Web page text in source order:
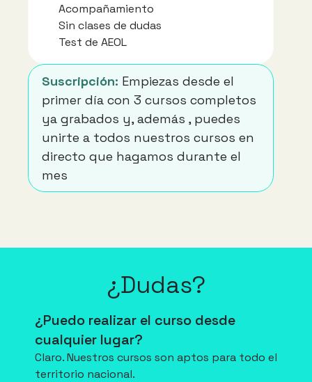
Suscripción: Empiezas desde el
primer día con 3 cursos completos
ya grabados y, además , puedes
unirte a todos nuestros cursos en
directo que hagamos durante el
mes
Acompañamiento
Sin clases de dudas
Test de AEOL
¿Dudas?
¿Puedo realizar el curso desde
cualquier lugar?
Claro. Nuestros cursos son aptos para todo el
territorio nacional.